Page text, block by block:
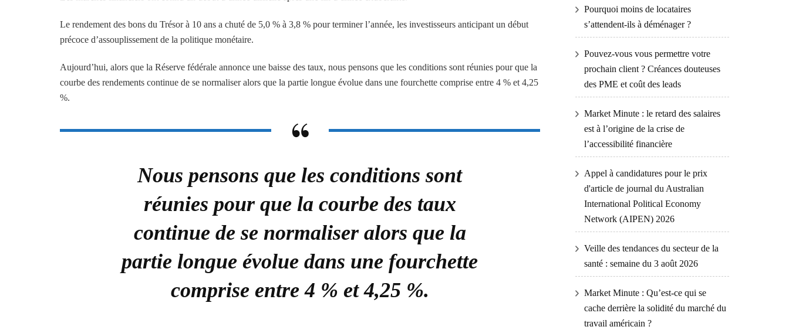
Le rendement des bons du Trésor à 10 ans a chuté de 5,0 % à 3,8 % pour terminer l’année, les investisseurs anticipant un début
précoce d’assouplissement de la politique monétaire.
Aujourd’hui, alors que la Réserve fédérale annonce une baisse des taux, nous pensons que les conditions sont réunies pour que la
courbe des rendements continue de se normaliser alors que la partie longue évolue dans une fourchette comprise entre 4 % et 4,25
%.
Nous pensons que les conditions sont
réunies pour que la courbe des taux
continue de se normaliser alors que la
partie longue évolue dans une fourchette
comprise entre 4 % et 4,25 %.
Pourquoi moins de locataires
s’attendent-ils à déménager ?
Pouvez-vous vous permettre votre
prochain client ? Créances douteuses
des PME et coût des leads
Market Minute : le retard des salaires
est à l’origine de la crise de
l’accessibilité financière
Appel à candidatures pour le prix
d'article de journal du Australian
International Political Economy
Network (AIPEN) 2026
Veille des tendances du secteur de la
santé : semaine du 3 août 2026
Market Minute : Qu’est-ce qui se
cache derrière la solidité du marché du
travail américain ?